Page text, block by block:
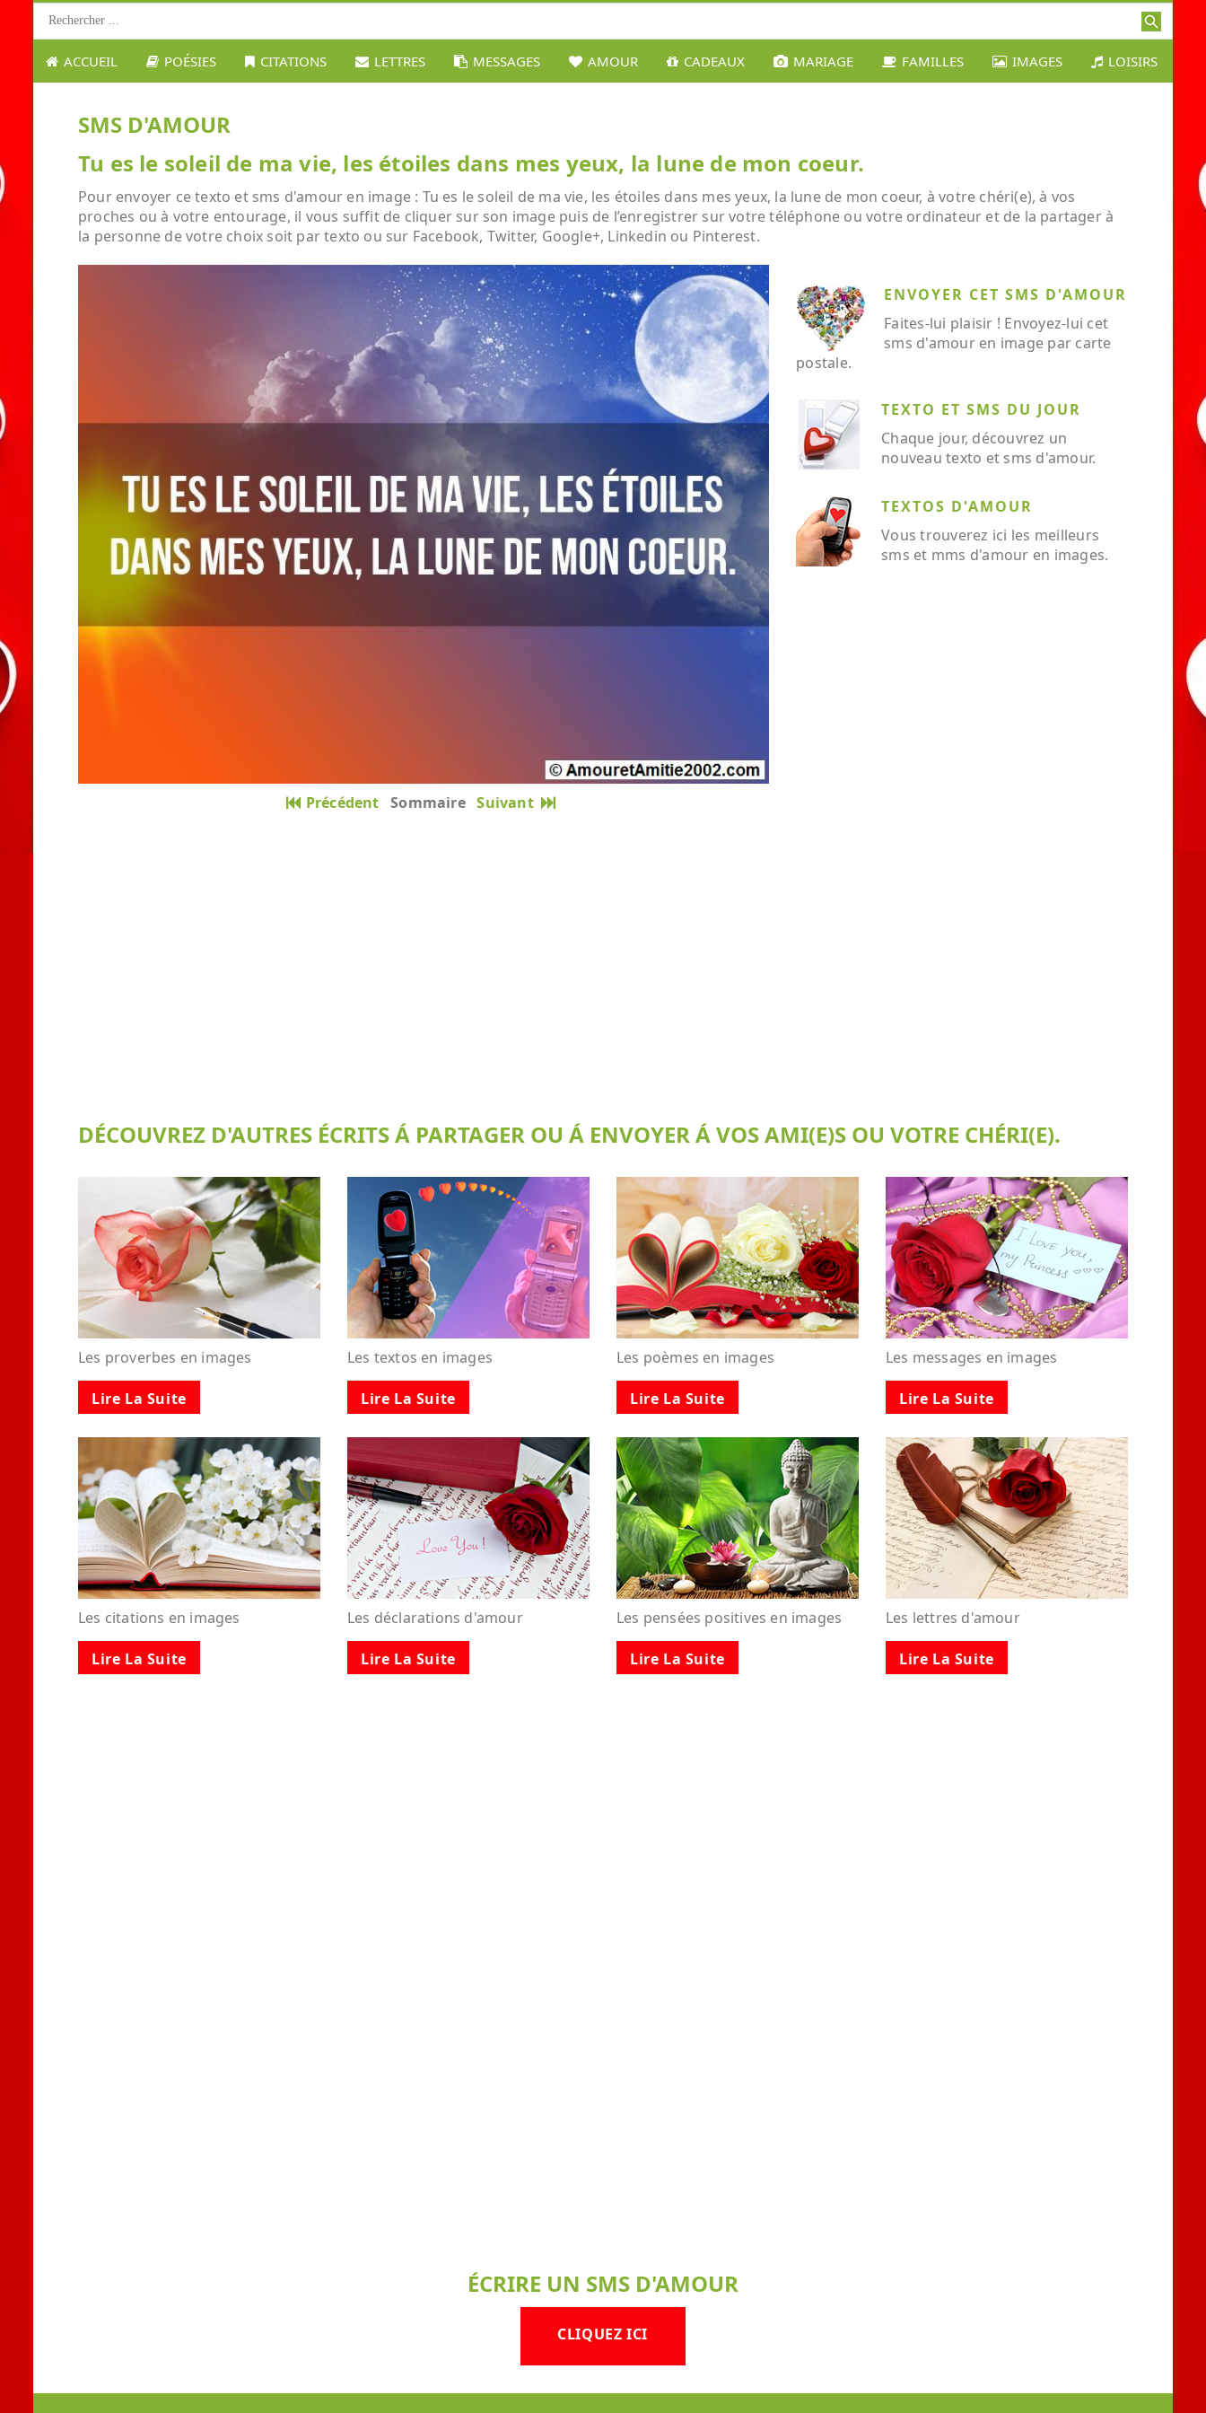
ACCUEIL POÉSIES CITATIONS LETTRES MESSAGES AMOUR CADEAUX MARIAGE FAMILLES IMAGES LOISIRS
SMS D'AMOUR
Tu es le soleil de ma vie, les étoiles dans mes yeux, la lune de mon coeur.
Pour envoyer ce texto et sms d'amour en image : Tu es le soleil de ma vie, les étoiles dans mes yeux, la lune de mon coeur, à votre chéri(e), à vos
proches ou à votre entourage, il vous suffit de cliquer sur son image puis de l’enregistrer sur votre téléphone ou votre ordinateur et de la partager à
la personne de votre choix soit par texto ou sur Facebook, Twitter, Google+, Linkedin ou Pinterest.
Précédent Sommaire Suivant
ENVOYER CET SMS D'AMOUR
Faites-lui plaisir ! Envoyez-lui cet
sms d'amour en image par carte
postale.
TEXTO ET SMS DU JOUR
Chaque jour, découvrez un
nouveau texto et sms d'amour.
TEXTOS D'AMOUR
Vous trouverez ici les meilleurs
sms et mms d'amour en images.
DÉCOUVREZ D'AUTRES ÉCRITS Á PARTAGER OU Á ENVOYER Á VOS AMI(E)S OU VOTRE CHÉRI(E).
Les proverbes en images
Lire La Suite
Les textos en images
Lire La Suite
Les poèmes en images
Lire La Suite
Les messages en images
Lire La Suite
Les citations en images
Lire La Suite
Les déclarations d'amour
Lire La Suite
Les pensées positives en images
Lire La Suite
Les lettres d'amour
Lire La Suite
ÉCRIRE UN SMS D'AMOUR
CLIQUEZ ICI